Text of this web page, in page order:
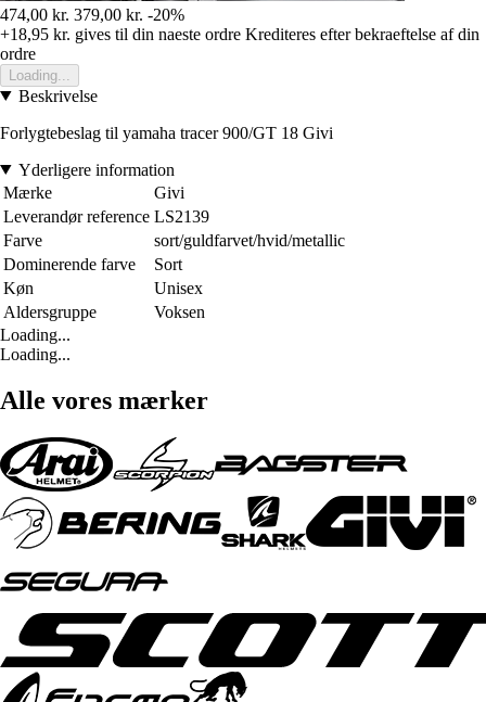
474,00 kr. 379,00 kr. -20%
+18,95 kr. gives til din naeste ordre Krediteres efter bekraeftelse af din
ordre
Loading...
Beskrivelse
Forlygtebeslag til yamaha tracer 900/GT 18 Givi
Yderligere information
Mærke
Givi
Leverandør reference LS2139
Farve
sort/guldfarvet/hvid/metallic
Dominerende farve
Sort
Køn
Unisex
Aldersgruppe
Voksen
Loading...
Loading...
Alle vores mærker